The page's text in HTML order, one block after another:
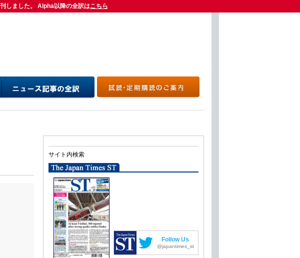
しました。 Alpha以降の全訳はこちら
しました。 Alpha以降の全訳はこちら
サイト内検索
Follow Us
@japantimes_st